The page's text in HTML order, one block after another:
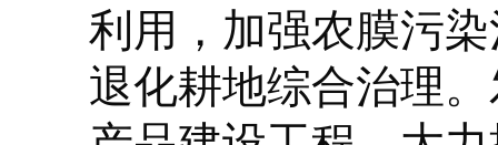
利用，加强农膜污
退化耕地综合治理